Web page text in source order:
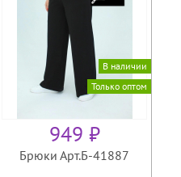
В наличии
Только оптом
949 ₽
Брюки Арт.Б-41887